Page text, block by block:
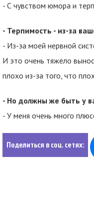
- С чувством юмора и
- Терпимость - из-за
- Из-за моей нервной
И это очень тяжело
плохо из-за того, что
- Но должны же быть у
- У меня очень много
Поделиться в соц. сетях: